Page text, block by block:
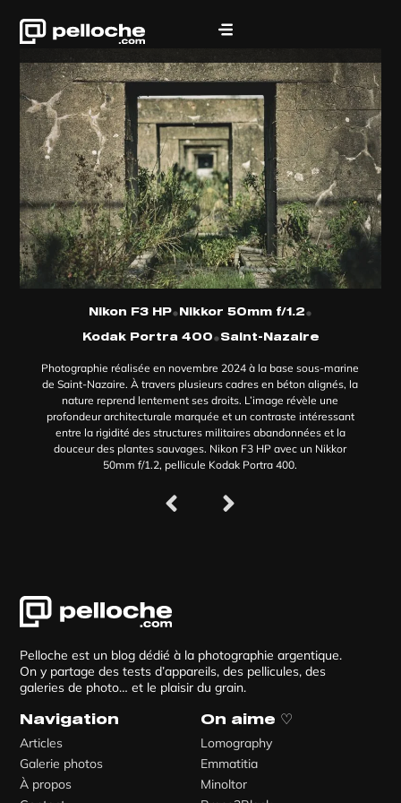
Nikon F3 HP•Nikkor 50mm f/1.2•
Kodak Portra 400•Saint-Nazaire
Photographie réalisée en novembre 2024 à la base sous-marine
de Saint-Nazaire. À travers plusieurs cadres en béton alignés, la
nature reprend lentement ses droits. L’image révèle une
profondeur architecturale marquée et un contraste intéressant
entre la rigidité des structures militaires abandonnées et la
douceur des plantes sauvages. Nikon F3 HP avec un Nikkor
50mm f/1.2, pellicule Kodak Portra 400.
Pelloche est un blog dédié à la photographie argentique.
On y partage des tests d’appareils, des pellicules, des
galeries de photo… et le plaisir du grain.
Navigation
Articles
Galerie photos
À propos
On aime ♡
Lomography
Emmatitia
Minoltor